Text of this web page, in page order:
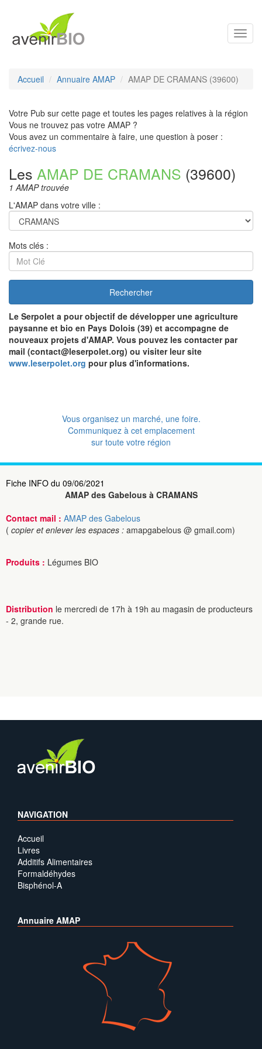
Accueil Annuaire AMAP AMAP DE CRAMANS (39600)
Votre Pub sur cette page et toutes les pages relatives à la région
Vous ne trouvez pas votre AMAP ?
Vous avez un commentaire à faire, une question à poser :
écrivez-nous
Les AMAP DE CRAMANS (39600)
1 AMAP trouvée
L'AMAP dans votre ville :
Mots clés :
Rechercher
Le Serpolet a pour objectif de développer une agriculture
paysanne et bio en Pays Dolois (39) et accompagne de
nouveaux projets d'AMAP. Vous pouvez les contacter par
mail (contact@leserpolet.org) ou visiter leur site
www.leserpolet.org pour plus d'informations.
Vous organisez un marché, une foire.
Communiquez à cet emplacement
sur toute votre région
Fiche INFO du 09/06/2021
AMAP des Gabelous à CRAMANS
Contact mail : AMAP des Gabelous
( copier et enlever les espaces : amapgabelous @ gmail.com)
Produits : Légumes BIO
Distribution le mercredi de 17h à 19h au magasin de producteurs
- 2, grande rue.
NAVIGATION
Accueil
Livres
Additifs Alimentaires
Formaldéhydes
Bisphénol-A
Annuaire AMAP